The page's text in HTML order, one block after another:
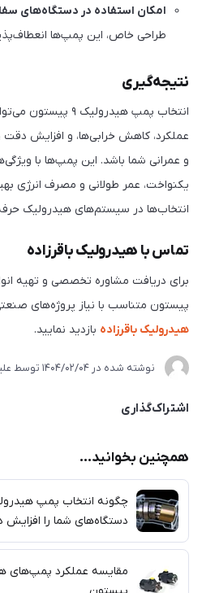
امکان استفاده در دستگاه‌های
طراحی خاص، این پمپ‌ها
نتیجه‌گیری
انتخاب پمپ
عملکرد، کاهش خرابی‌ها، و افزایش
و عمرانی شما باشد. این پمپ‌ها با
یکنواخت، عمر طولانی و مصرف انرژی
انتخاب‌ها در سیستم‌های هیدرولیک
تماس با هیدرولیک باقرزاده
پیستون متناسب با نیاز پروژه‌های
هیدرولیک باقرزاده بازدید نمایید.
نوشته شده در 1404/02/04 توسط
اشتراک‌گذاری
همچنین بخوانید...
دستگاه‌های شما را افزایش